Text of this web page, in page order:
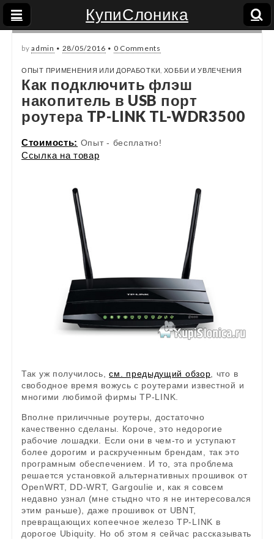
КупиСлоника
byadmin • 28/05/2016 • 0 Comments
ОПЫТ ПРИМЕНЕНИЯ ИЛИ ДОРАБОТКИ ХОББИ И УВЛЕЧЕНИЯ
Как подключить флэш
накопитель в USB порт
роутера TP-LINK TL-WDR3500
Стоимость: Опыт - бесплатно!
Ссылка на товар
Так уж получилось,см. предыдущий обзор , что в
свободное время вожусь с роутерами известной и
многими любимой фирмы TP-LINK.
Вполне приличчные роутеры, достаточно
качественно сделаны. Короче, это недорогие
рабочие лошадки. Если они в чем-то и уступают
более дорогим и раскрученным брендам, так это
програмным обеспечением. И то, эта проблема
решается установкой альтернативных прошивок от
OpenWRT, DD-WRT, Gargoulie и, как я совсем
недавно узнал (мне стыдно что я не интересовался
этим раньше), даже прошивок от UBNT,
превращающих копеечное железо TP-LINK в
дорогое Ubiquity. Но об этом я сейчас рассказывать